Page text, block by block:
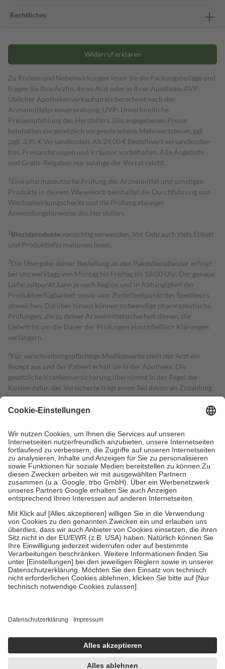
Rechtliches
Widerruf erklären
Zu Risiken und Nebenwirkungen lesen Sie die Packungsbeilage und
fragen Sie Ihre Ärztin, Ihren Arzt oder in Ihrer Apotheke. AVP:
Üblicher Apothekenverkaufspreis berechnet nach der
Arzneimittelpreisverordnung. UVP: Unverbindliche
Preisempfehlung des Herstellers. Die angegebenen Preise
beinhalten die gesetzlich vorgeschriebene Mehrwertsteuer, ggf.
zzgl. 3,95 € Versandkosten. Ab 29,00 € Bestell­wert versand­kosten­
frei. Preisänderungen und Irrtümer vorbehalten. Alle Angebote
und Gratis-Beigaben nur solange der Vorrat reicht.
1 Eine pharmazeutische Prüfung der Arzneimittel und sonstigen
Produkte in deinem Warenkorb beinhaltet die Durchführung von
Wechselwirkungschecks und die Prüfung etwaiger
Anwendungshinweise des Herstellers.
2Biozidproduktevorsichtig verwenden. Vor Gebrauch stets Etikett
und Produktinformationen lesen.
3Die Übergabe deiner Bestellung an den Paketdienstleister erfolgt
bei uns werktags von Montag bis Freitag bis 18:00 Uhr. Der genaue
Lieferzeitpunkt kann je nach Region und in Abhängigkeit der
Produktverfügbarkeit sowie vom Zustellzeitpunkt des Spediteurs
abweichen. Darüber hinaus können notwendige pharmazeutische
Prüfungen, die zu deiner Arzneimittelsicherheit dienen, die
Lieferfrist um die Dauer der Prüfungen einschließlich Klärungen
verlängern.
4Für verschreibungspflichtige Medikamente stellt der Arzt ein
Rezept aus und der Patient erhält sie in der Apotheke. Die
gesetzliche Krankenversicherung übernimmt in der Regel die
Kosten dafür, der Versicherte trägt einen Teil davon als Zuzahlung
mit.
Grundsätzlich leisten Mitglieder Zuzahlungen in Höhe von zehn
höchstens zehn Euro.
Es sind jedoch nie mehr als die tatsächlichen
Kosten der Leistung zu entrichten.
Diese Regeln gelten grundsätzlich auch für Online-Apotheken.
Bei Heilmitteln und häuslicher Krankenpflege beträgt die
Zuzahlung zehn Prozent der Kosten sowie zehn Euro je
Verordnung.
Um das Engagement der Versicherten für ihre eigene Gesundheit zu
stärken und die besondere Stellung der Familie zu unterstützen,
fallenkeine Zuzahlungenan bei:
• Kindern und Jugendlichen bis zum vollendeten 18. Lebensjahr
mit Ausnahme der Fahrkosten
• Untersuchungen zur Vorsorge und Früherkennung, die von der
GKV getragen werden
• empfohlenen Schutzimpfungen
• Harn- und Blutteststreifen
getroffen, um sicherzustellen, dass es sich um echte Bewertungen
https://help.etrusted.com/hc/de/articles/4419944605341
Einige Bilder und Inhalte wurden unter Zuhilfenahme künstlicher